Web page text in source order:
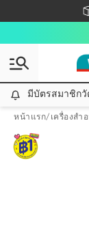
มีบัตรสมาชิก
หน้าแรก/ เครื่องสำ